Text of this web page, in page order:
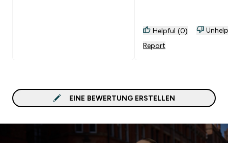
Ich momentan noch
Helpful (0)
Report
EINE BEWERTUNG ERSTELLEN